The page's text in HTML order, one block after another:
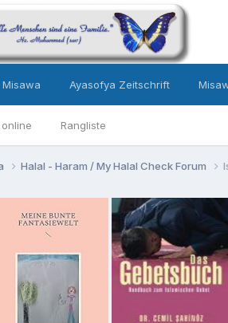
Rangliste
Misawa Ayasofya Zeitschrift
Halal - Haram / My Halal Check Forum